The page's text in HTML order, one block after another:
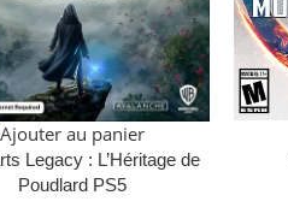
Ajouter au panier
Legacy : L’Héritage de
Poudlard PS5